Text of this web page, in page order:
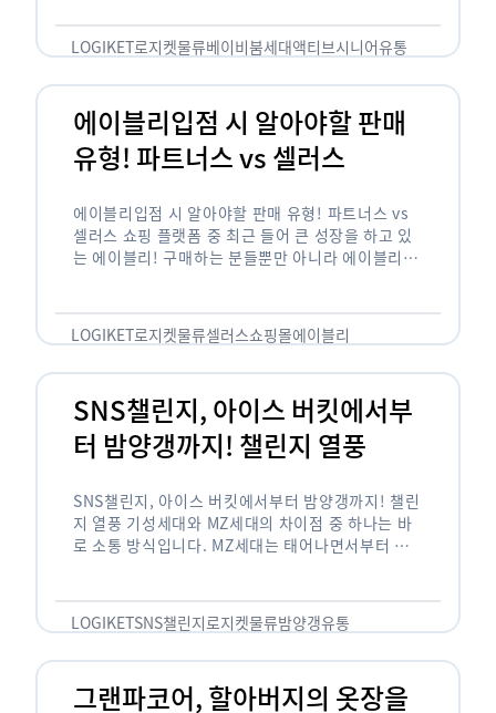
오고 있습니다. 하지만 사회가 늙어가는 …
LOGIKET로지켓물류베이비붐세대액티브시니어유통
에이블리입점 시 알아야할 판매
유형! 파트너스 vs 셀러스
에이블리입점 시 알아야할 판매 유형! 파트너스 vs
셀러스 쇼핑 플랫폼 중 최근 들어 큰 성장을 하고 있
는 에이블리! 구매하는 분들뿐만 아니라 에이블리에
LOGIKET로지켓물류셀러스쇼핑몰에이블리
SNS챌린지, 아이스 버킷에서부
터 밤양갱까지! 챌린지 열풍
SNS챌린지, 아이스 버킷에서부터 밤양갱까지! 챌린
지 열풍 기성세대와 MZ세대의 차이점 중 하나는 바
로 소통 방식입니다. MZ세대는 태어나면서부터 디
도 능숙한 …
LOGIKETSNS챌린지로지켓물류밤양갱유통
그랜파코어, 할아버지의 옷장을